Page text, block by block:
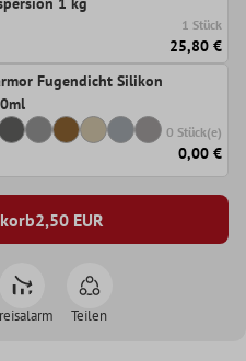
1 Stück
25,80 €
Fugendicht Silikon
0 Stück(e)
0,00 €
2,50EUR
Teilen